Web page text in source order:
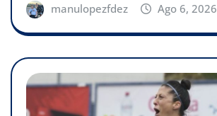
manulopezfdez Ago 6, 2026